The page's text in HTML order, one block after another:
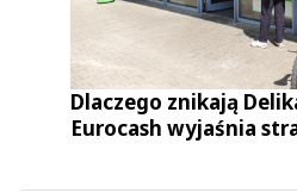
Dlaczego znikają
Eurocash wyjaśnia